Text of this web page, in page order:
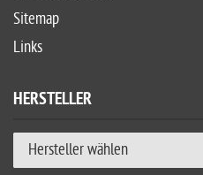
Sitemap
Links
HERSTELLER
Hersteller wählen